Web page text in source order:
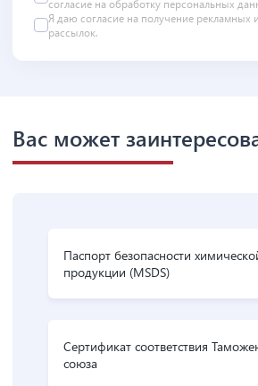
согласие на обработку персональных
Я даю согласие на получение
рассылок.
Вас может
Паспорт безопасности
продукции (MSDS)
Сертификат соответствия
союза